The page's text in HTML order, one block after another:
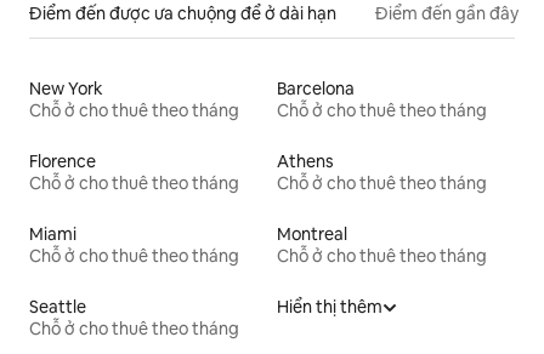
Điểm đến được ưa chuộng để ở dài hạn Điểm đến gần đây
New York
Chỗ ở cho thuê theo tháng
Barcelona
Chỗ ở cho thuê theo tháng
Florence
Chỗ ở cho thuê theo tháng
Athens
Chỗ ở cho thuê theo tháng
Miami
Chỗ ở cho thuê theo tháng
Montreal
Chỗ ở cho thuê theo tháng
Seattle
Chỗ ở cho thuê theo tháng
Hiển thị thêm